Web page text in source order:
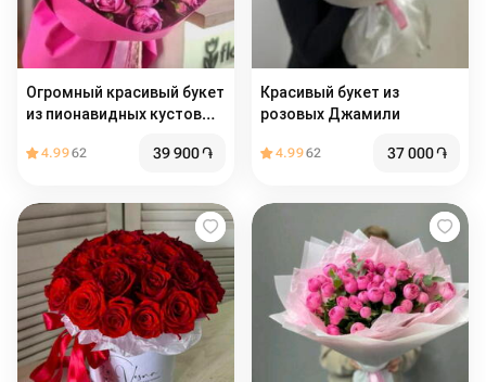
Огромный красивый букет
из пионавидных кустовых
4.9962 39 900֏
Красивый букет из
розовых Джамили
4.9962 37 000֏